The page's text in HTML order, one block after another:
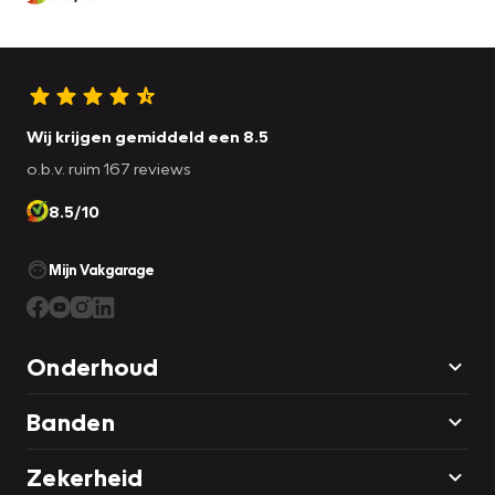
Wij krijgen gemiddeld een 8.5
o.b.v. ruim 167 reviews
8.5/10
Mijn Vakgarage
Onderhoud
Banden
Zekerheid